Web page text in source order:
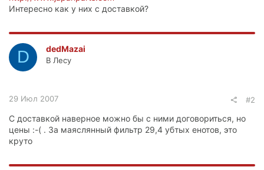
Интересно как у них с доставкой?
D dedMazai
В Лесу
29 Июл 2007 #2
C доставкой наверное можно бы с ними договориться, но
цены :-( . За маяслянный фильтр 29,4 убтых енотов, это
круто